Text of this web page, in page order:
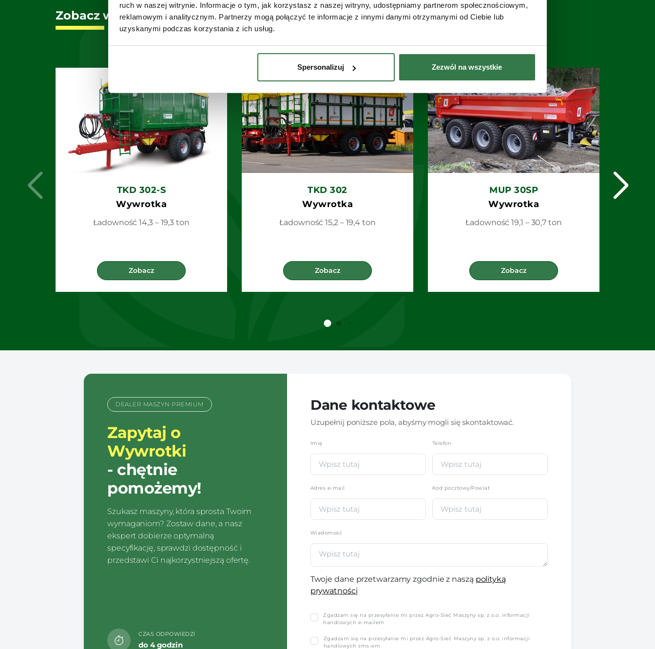
ruch w naszej witrynie. Informacje o tym, jak korzystasz z naszej witryny, udostępniamy partnerom społecznościowym,
reklamowym i analitycznym. Partnerzy mogą połączyć te informacje z innymi danymi otrzymanymi od Ciebie lub
uzyskanymi podczas korzystania z ich usług.
Spersonalizuj Zezwól na wszystkie
Zobacz wszystkie wywrotki
TKD 302-S
Wywrotka
Ładowność 14,3 – 19,3 ton
Zobacz
TKD 302
Wywrotka
Ładowność 15,2 – 19,4 ton
Zobacz
MUP 30SP
Wywrotka
Ładowność 19,1 – 30,7 ton
Zobacz
DEALER MASZYN PREMIUM
Zapytaj o
Wywrotki
- chętnie
pomożemy!
Szukasz maszyny, która sprosta Twoim
wymaganiom? Zostaw dane, a nasz
ekspert dobierze optymalną
specyfikację, sprawdzi dostępność i
przedstawi Ci najkorzystniejszą ofertę.
CZAS ODPOWIEDZI
do 4 godzin
Dane kontaktowe
Uzupełnij poniższe pola, abyśmy mogli się skontaktować.
Imię Telefon
Adres e-mail Kod pocztowy/Powiat
Wiadomość
Twoje dane przetwarzamy zgodnie z naszą polityką
prywatności
Zgadzam się na przesyłanie mi przez Agro-Sieć Maszyny sp. z o.o. informacji
handlowych e-mailem
Zgadzam się na przesyłanie mi przez Agro-Sieć Maszyny sp. z o.o. informacji
handlowych sms-em